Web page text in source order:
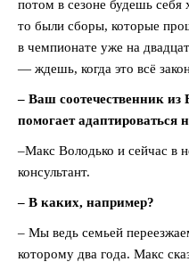
потом в сезоне будешь
то были сборы, которые
в чемпионате уже на
— ждешь, когда это всё
– Ваш соотечественник из
помогает адаптироваться
–Макс Володько и сейчас в
консультант.
– В каких, например?
– Мы ведь семьей
которому два года. Макс